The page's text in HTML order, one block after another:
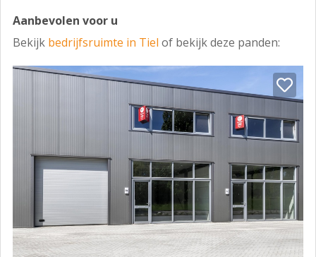
Aanbevolen voor u
Bekijk bedrijfsruimte in Tiel of bekijk deze panden: